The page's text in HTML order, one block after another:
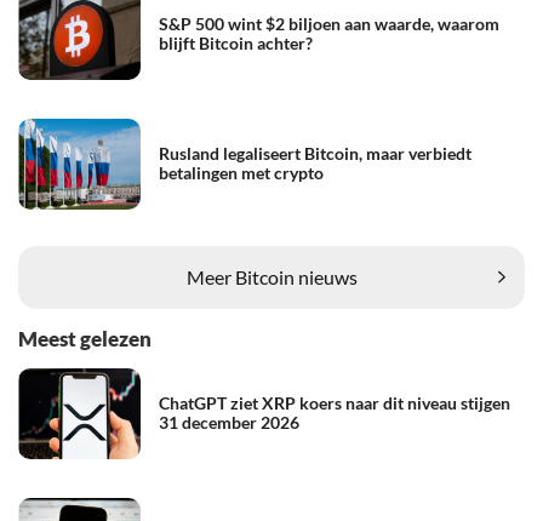
S&P 500 wint $2 biljoen aan waarde, waarom
blijft Bitcoin achter?
Rusland legaliseert Bitcoin, maar verbiedt
betalingen met crypto
Meer Bitcoin nieuws
Meest gelezen
ChatGPT ziet XRP koers naar dit niveau stijgen
31 december 2026